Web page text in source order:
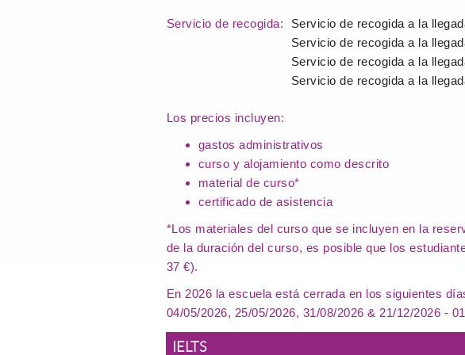
Servicio de recogida:
Servicio de recogida a la
Servicio de recogida a la
Servicio de recogida a la
Servicio de recogida a la
Los precios incluyen:
gastos administrativos
curso y alojamiento como descrito
material de curso*
certificado de asistencia
*Los materiales del curso que se incluyen en la
de la duración del curso, es posible que los
37 €).
En 2026 la escuela está cerrada en los siguientes
04/05/2026, 25/05/2026, 31/08/2026 & 21/12/2026 -
IELTS